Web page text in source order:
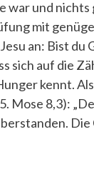
war und
mit
an: Bist du
sich auf die
kennt.
Mose 8,3):